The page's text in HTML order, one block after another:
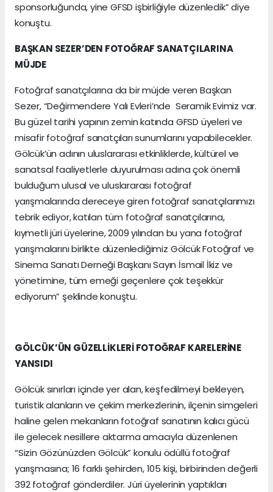
sponsorluğunda, yine GFSD işbirliğiyle düzenledik” diye
konuştu.
BAŞKAN SEZER’DEN FOTOĞRAF SANATÇILARINA
MÜJDE
Fotoğraf sanatçılarına da bir müjde veren Başkan
Sezer, “Değirmendere Yalı Evleri’nde Seramik Evimiz var.
Bu güzel tarihi yapının zemin katında GFSD üyeleri ve
misafir fotoğraf sanatçıları sunumlarını yapabilecekler.
Gölcük’ün adının uluslararası etkinliklerde, kültürel ve
sanatsal faaliyetlerle duyurulması adına çok önemli
bulduğum ulusal ve uluslararası fotoğraf
yarışmalarında dereceye giren fotoğraf sanatçılarımızı
tebrik ediyor, katılan tüm fotoğraf sanatçılarına,
kıymetli jüri üyelerine, 2009 yılından bu yana fotoğraf
yarışmalarını birlikte düzenlediğimiz Gölcük Fotoğraf ve
Sinema Sanatı Derneği Başkanı Sayın İsmail İkiz ve
yönetimine, tüm emeği geçenlere çok teşekkür
ediyorum” şeklinde konuştu.
GÖLCÜK’ÜN GÜZELLİKLERİ FOTOĞRAF KARELERİNE
YANSIDI
Gölcük sınırları içinde yer alan, keşfedilmeyi bekleyen,
turistik alanların ve çekim merkezlerinin, ilçenin simgeleri
haline gelen mekanların fotoğraf sanatının kalıcı gücü
ile gelecek nesillere aktarma amacıyla düzenlenen
“Sizin Gözünüzden Gölcük” konulu ödüllü fotoğraf
yarışmasına; 16 farklı şehirden, 105 kişi, birbirinden değerli
392 fotoğraf gönderdiler. Jüri üyelerinin yaptıkları